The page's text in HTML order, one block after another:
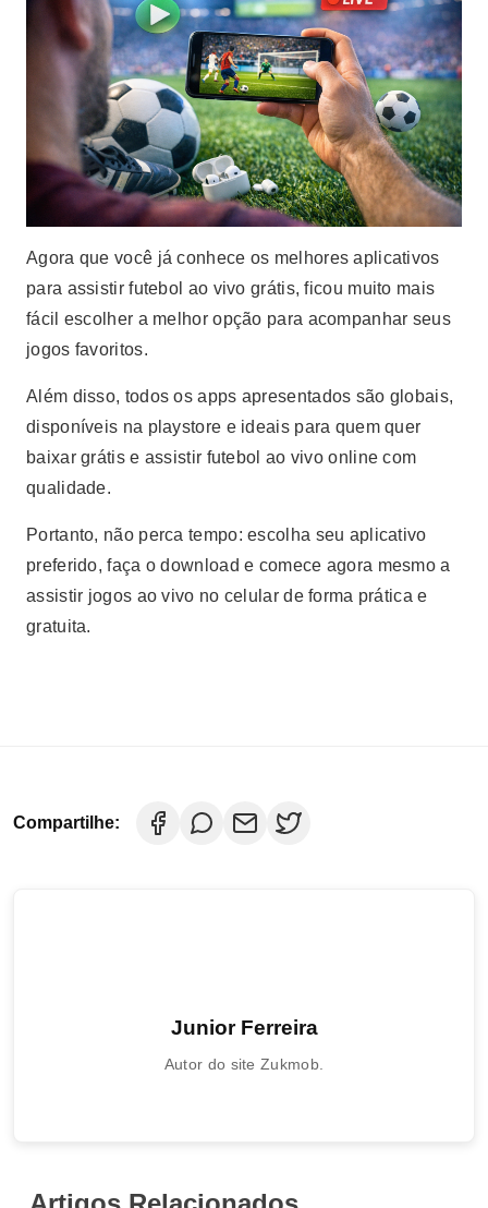
Agora que você já conhece os melhores aplicativos
para assistir futebol ao vivo grátis, ficou muito mais
fácil escolher a melhor opção para acompanhar seus
jogos favoritos.
Além disso, todos os apps apresentados são globais,
disponíveis na playstore e ideais para quem quer
baixar grátis e assistir futebol ao vivo online com
qualidade.
Portanto, não perca tempo: escolha seu aplicativo
preferido, faça o download e comece agora mesmo a
assistir jogos ao vivo no celular de forma prática e
gratuita.
Compartilhe:
Junior Ferreira
Autor do site Zukmob.